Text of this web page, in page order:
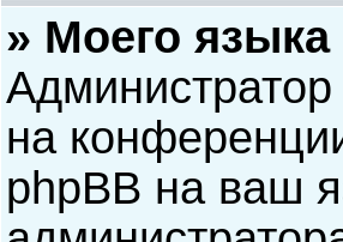
» Моего языка
на
phpBB на ваш